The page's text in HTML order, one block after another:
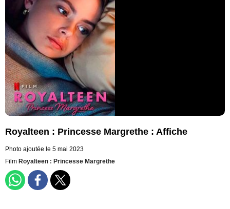
Royalteen : Princesse Margrethe : Affiche
Photo ajoutée le 5 mai 2023
Film Royalteen : Princesse Margrethe